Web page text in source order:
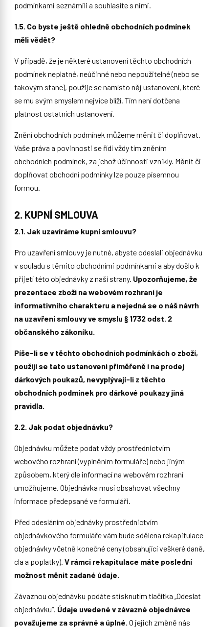
podmínkami seznámili a souhlasíte s nimi.
1.5. Co byste ještě ohledně obchodních podmínek
měli vědět?
V případě, že je některé ustanovení těchto obchodních
podmínek neplatné, neúčinné nebo nepoužitelné (nebo se
takovým stane), použije se namísto něj ustanovení, které
se mu svým smyslem nejvíce blíží. Tím není dotčena
platnost ostatních ustanovení.
Znění obchodních podmínek můžeme měnit či doplňovat.
Vaše práva a povinnosti se řídí vždy tím zněním
obchodních podmínek, za jehož účinnosti vznikly. Měnit či
doplňovat obchodní podmínky lze pouze písemnou
formou.
2. KUPNÍ SMLOUVA
2.1. Jak uzavíráme kupní smlouvu?
Pro uzavření smlouvy je nutné, abyste odeslali objednávku
v souladu s těmito obchodními podmínkami a aby došlo k
přijetí této objednávky z naší strany. Upozorňujeme, že
prezentace zboží na webovém rozhraní je
informativního charakteru a nejedná se o náš návrh
na uzavření smlouvy ve smyslu § 1732 odst. 2
občanského zákoníku.
Píše-li se v těchto obchodních podmínkách o zboží,
použijí se tato ustanovení přiměřeně i na prodej
dárkových poukazů, nevyplývají-li z těchto
obchodních podmínek pro dárkové poukazy jiná
pravidla.
2.2. Jak podat objednávku?
Objednávku můžete podat vždy prostřednictvím
webového rozhraní (vyplněním formuláře) nebo jiným
způsobem, který dle informací na webovém rozhraní
umožňujeme. Objednávka musí obsahovat všechny
informace předepsané ve formuláři.
Před odesláním objednávky prostřednictvím
objednávkového formuláře vám bude sdělena rekapitulace
objednávky včetně konečné ceny (obsahující veškeré daně,
cla a poplatky). V rámci rekapitulace máte poslední
možnost měnit zadané údaje.
Závaznou objednávku podáte stisknutím tlačítka „Odeslat
objednávku“. Údaje uvedené v závazné objednávce
považujeme za správné a úplné. O jejich změně nás